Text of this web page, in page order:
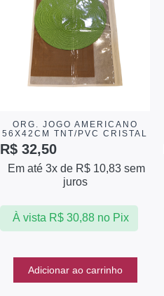
ORG. JOGO AMERICANO
56X42CM TNT/PVC CRISTAL
R$ 32,50
Em até 3x de R$ 10,83 sem
juros
À vista R$30,88 no Pix
Adicionar ao carrinho